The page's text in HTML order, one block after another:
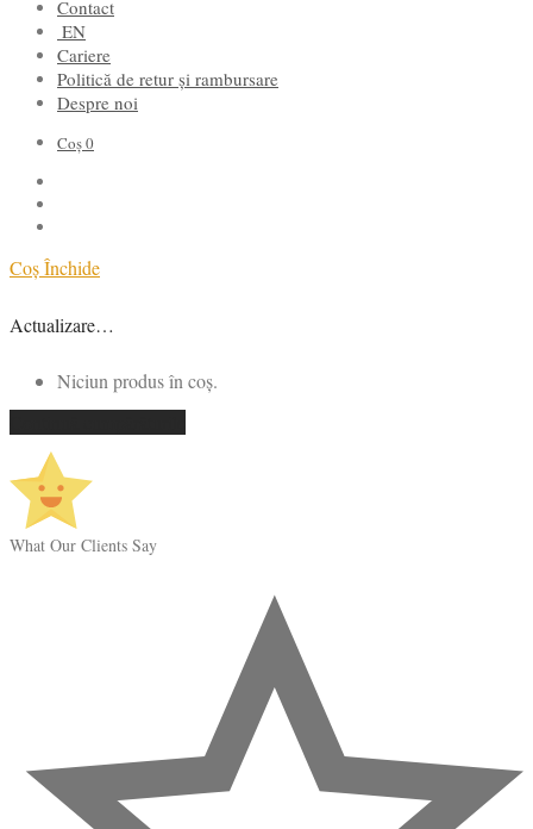
Contact
EN
Cariere
Politică de retur și rambursare
Despre noi
Coș0
CoșÎnchide
Actualizare…
Niciun produs în coș.
What Our Clients Say